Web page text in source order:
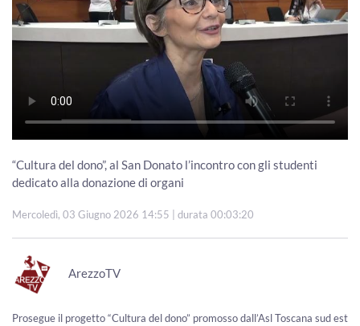
“Cultura del dono”, al San Donato l’incontro con gli studenti
dedicato alla donazione di organi
Mercoledì, 03 Giugno 2026 14:55 | durata 00:03:20
ArezzoTV
Prosegue il progetto “Cultura del dono” promosso dall’Asl Toscana sud est